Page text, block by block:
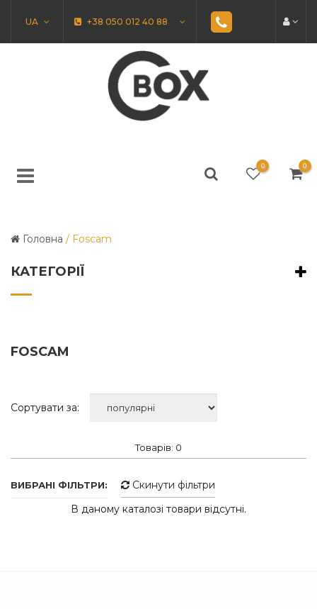
UA +38 050 012 40 88
0 0
Головна / Foscam
КАТЕГОРІЇ
FOSCAM
Сортувати за:
Товарів: 0
ВИБРАНІ ФІЛЬТРИ:
Скинути фільтри
В даному каталозі товари відсутні.